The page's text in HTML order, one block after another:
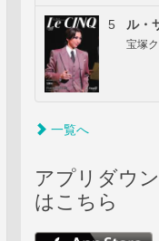
5 ル・
宝塚
一覧へ
アプリダウ
はこちら